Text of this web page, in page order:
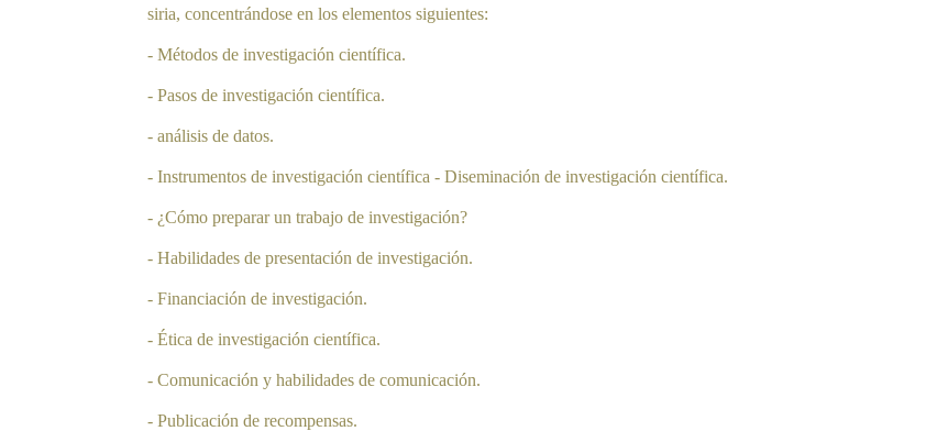
siria, concentrándose en los elementos siguientes:
- Métodos de investigación científica.
- Pasos de investigación científica.
- análisis de datos.
- Instrumentos de investigación científica - Diseminación de investigación científica.
- ¿Cómo preparar un trabajo de investigación?
- Habilidades de presentación de investigación.
- Financiación de investigación.
- Ética de investigación científica.
- Comunicación y habilidades de comunicación.
- Publicación de recompensas.